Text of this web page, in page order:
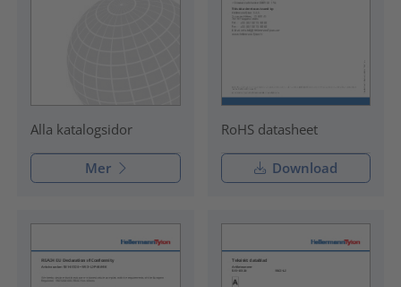
Alla katalogsidor
Mer
RoHS datasheet
Download